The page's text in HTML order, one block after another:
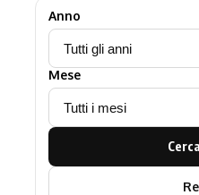
Anno
Mese